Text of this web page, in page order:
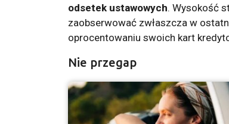
odsetek ustawowych. Wysokość
zaobserwować zwłaszcza w
oprocentowaniu swoich kart
Nie przegap